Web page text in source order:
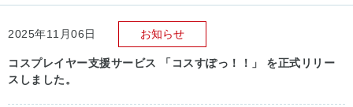
2025年11月06日 お知らせ
コスプレイヤー支援サービス 「コスすぽっ！！」 を正式リリー
スしました。